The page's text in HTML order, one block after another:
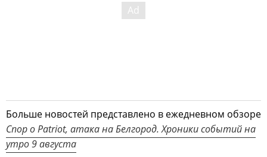
Больше новостей представлено в ежедневном обзоре
Спор о Patriot, атака на Белгород. Хроники событий на
утро 9 августа